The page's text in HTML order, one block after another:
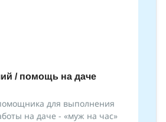
/ помощь на даче
для выполнения
на даче - «муж на час»